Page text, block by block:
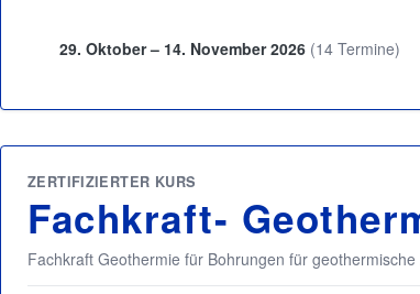
29. Oktober – 14. November 2026 (14 Termine)
ZERTIFIZIERTER KURS
Fachkraft-
Fachkraft Geothermie für Bohrungen für